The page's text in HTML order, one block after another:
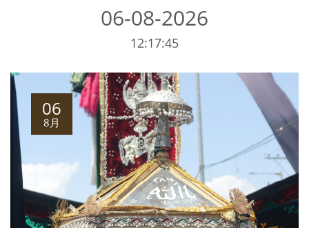
06-08-2026
12:17:45
06
8月